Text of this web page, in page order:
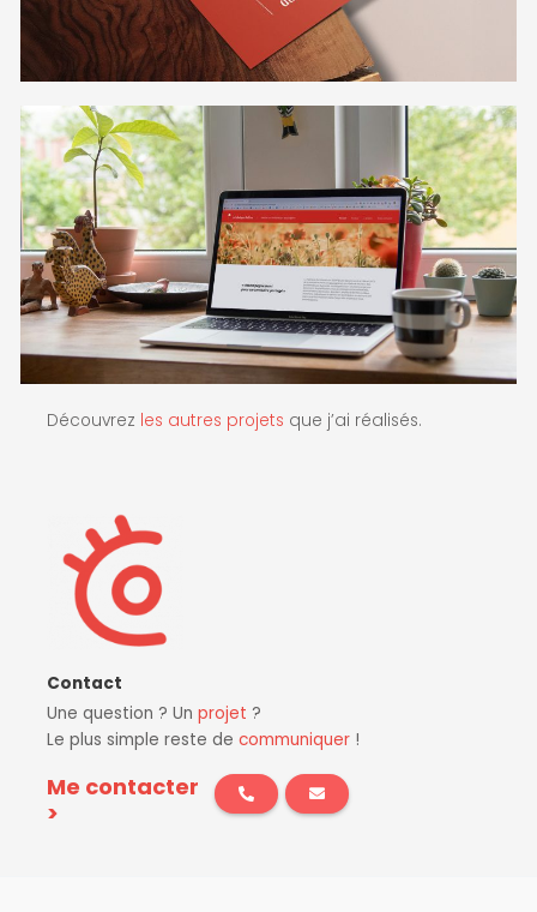
Découvrez les autres projets que j’ai réalisés.
Contact
Une question ? Unprojet ?
Le plus simple reste decommuniquer !
Me contacter
>